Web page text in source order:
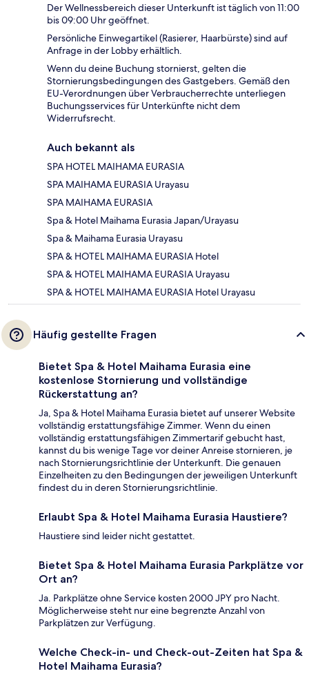
Der Wellnessbereich dieser Unterkunft ist täglich von 11:00
bis 09:00 Uhr geöffnet.
Persönliche Einwegartikel (Rasierer, Haarbürste) sind auf
Anfrage in der Lobby erhältlich.
Wenn du deine Buchung stornierst, gelten die
Stornierungsbedingungen des Gastgebers. Gemäß den
EU-Verordnungen über Verbraucherrechte unterliegen
Buchungsservices für Unterkünfte nicht dem
Widerrufsrecht.
Auch bekannt als
SPA HOTEL MAIHAMA EURASIA
SPA MAIHAMA EURASIA Urayasu
SPA MAIHAMA EURASIA
Spa & Hotel Maihama Eurasia Japan/Urayasu
Spa & Maihama Eurasia Urayasu
SPA & HOTEL MAIHAMA EURASIA Hotel
SPA & HOTEL MAIHAMA EURASIA Urayasu
SPA & HOTEL MAIHAMA EURASIA Hotel Urayasu
Häufig gestellte Fragen
Bietet Spa & Hotel Maihama Eurasia eine
kostenlose Stornierung und vollständige
Rückerstattung an?
Ja, Spa & Hotel Maihama Eurasia bietet auf unserer Website
vollständig erstattungsfähige Zimmer. Wenn du einen
vollständig erstattungsfähigen Zimmertarif gebucht hast,
kannst du bis wenige Tage vor deiner Anreise stornieren, je
nach Stornierungsrichtlinie der Unterkunft. Die genauen
Einzelheiten zu den Bedingungen der jeweiligen Unterkunft
findest du in deren Stornierungsrichtlinie.
Erlaubt Spa & Hotel Maihama Eurasia Haustiere?
Haustiere sind leider nicht gestattet.
Bietet Spa & Hotel Maihama Eurasia Parkplätze vor
Ort an?
Ja. Parkplätze ohne Service kosten 2000 JPY pro Nacht.
Möglicherweise steht nur eine begrenzte Anzahl von
Parkplätzen zur Verfügung.
Welche Check-in- und Check-out-Zeiten hat Spa &
Hotel Maihama Eurasia?